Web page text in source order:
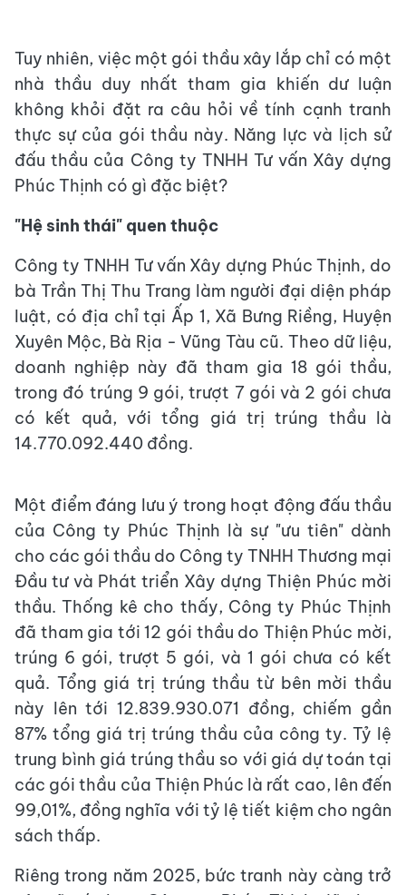
Tuy nhiên, việc một gói thầu xây lắp chỉ có một
nhà thầu duy nhất tham gia khiến dư luận
không khỏi đặt ra câu hỏi về tính cạnh tranh
thực sự của gói thầu này. Năng lực và lịch sử
đấu thầu của Công ty TNHH Tư vấn Xây dựng
Phúc Thịnh có gì đặc biệt?
"Hệ sinh thái" quen thuộc
Công ty TNHH Tư vấn Xây dựng Phúc Thịnh, do
bà Trần Thị Thu Trang làm người đại diện pháp
luật, có địa chỉ tại Ấp 1, Xã Bưng Riềng, Huyện
Xuyên Mộc, Bà Rịa - Vũng Tàu cũ. Theo dữ liệu,
doanh nghiệp này đã tham gia 18 gói thầu,
trong đó trúng 9 gói, trượt 7 gói và 2 gói chưa
có kết quả, với tổng giá trị trúng thầu là
14.770.092.440 đồng.
Một điểm đáng lưu ý trong hoạt động đấu thầu
của Công ty Phúc Thịnh là sự "ưu tiên" dành
cho các gói thầu do Công ty TNHH Thương mại
Đầu tư và Phát triển Xây dựng Thiện Phúc mời
thầu. Thống kê cho thấy, Công ty Phúc Thịnh
đã tham gia tới 12 gói thầu do Thiện Phúc mời,
trúng 6 gói, trượt 5 gói, và 1 gói chưa có kết
quả. Tổng giá trị trúng thầu từ bên mời thầu
này lên tới 12.839.930.071 đồng, chiếm gần
87% tổng giá trị trúng thầu của công ty. Tỷ lệ
trung bình giá trúng thầu so với giá dự toán tại
các gói thầu của Thiện Phúc là rất cao, lên đến
99,01%, đồng nghĩa với tỷ lệ tiết kiệm cho ngân
sách thấp.
Riêng trong năm 2025, bức tranh này càng trở